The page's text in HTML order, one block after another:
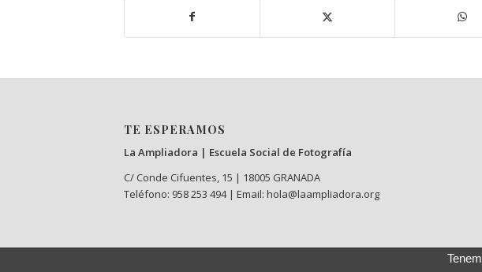
TE ESPERAMOS
La Ampliadora | Escuela Social de Fotografía
C/ Conde Cifuentes, 15 | 18005 GRANADA
Teléfono: 958 253 494 | Email: hola@laampliadora.org